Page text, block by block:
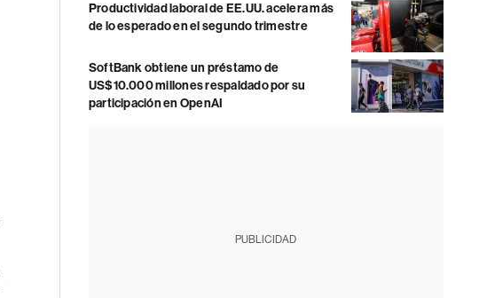
Productividad laboral de EE.UU. acelera más
de lo esperado en el segundo trimestre
SoftBank obtiene un préstamo de
US$10.000 millones respaldado por su
participación en OpenAI
PUBLICIDAD